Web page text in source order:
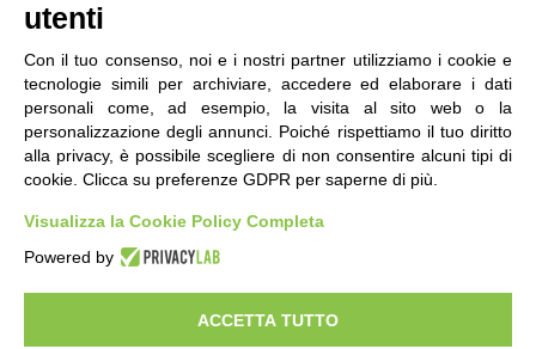
contatti| qualità accessibilità |privacy|
note legali
IRES Piemonte - Istituto di Ricerche Economico
Sociali del Piemonte
Via Nizza 18, 10125 Torino - C.F.80084650011
P.Iva 04328830015
© 2018 All Rights Reserved
utenti
Con il tuo consenso, noi e i nostri partner utilizziamo i cookie e
tecnologie simili per archiviare, accedere ed elaborare i dati
personali come, ad esempio, la visita al sito web o la
personalizzazione degli annunci. Poiché rispettiamo il tuo diritto
alla privacy, è possibile scegliere di non consentire alcuni tipi di
cookie. Clicca su preferenze GDPR per saperne di più.
Visualizza la Cookie Policy Completa
Powered by
ACCETTA TUTTO